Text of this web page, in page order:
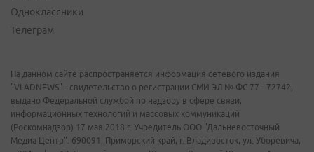
Одноклассники
Телеграм
На данном сайте распространяется информация сетевого издания
"VLADNEWS" - свидетельство о регистрации СМИ ЭЛ № ФС 77 - 72742,
выдано Федеральной службой по надзору в сфере связи,
информационных технологий и массовых коммуникаций
(Роскомнадзор) 17 мая 2018 г. Учредитель ООО "Дальневосточный
Медиа Центр". 690091, Приморский край, г. Владивосток, ул. Уборевича,